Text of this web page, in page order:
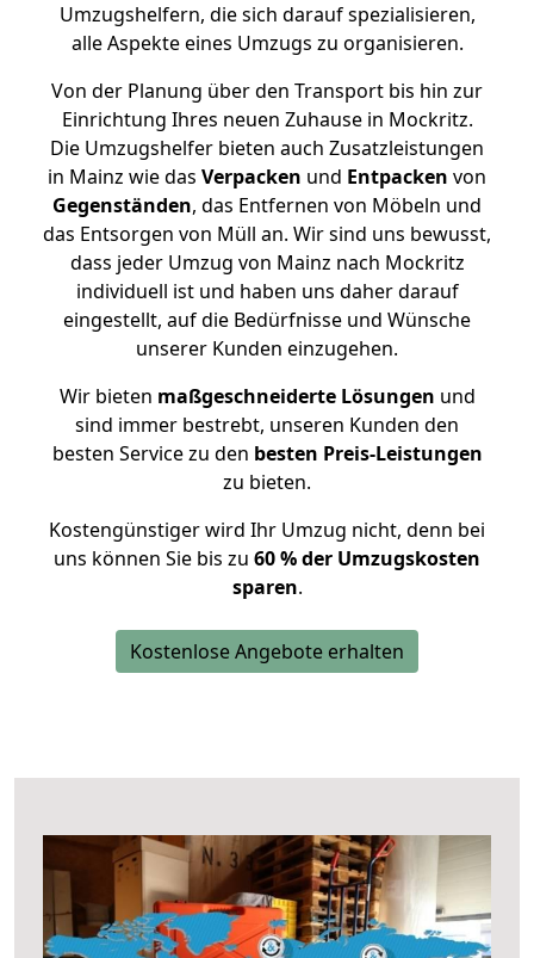
Umzugshelfern, die sich darauf spezialisieren,
alle Aspekte eines Umzugs zu organisieren.
Von der Planung über den Transport bis hin zur
Einrichtung Ihres neuen Zuhause in Mockritz.
Die Umzugshelfer bieten auch Zusatzleistungen
in Mainz wie das Verpacken und Entpacken von
Gegenständen, das Entfernen von Möbeln und
das Entsorgen von Müll an. Wir sind uns bewusst,
dass jeder Umzug von Mainz nach Mockritz
individuell ist und haben uns daher darauf
eingestellt, auf die Bedürfnisse und Wünsche
unserer Kunden einzugehen.
Wir bieten maßgeschneiderte Lösungen und
sind immer bestrebt, unseren Kunden den
besten Service zu den besten Preis-Leistungen
zu bieten.
Kostengünstiger wird Ihr Umzug nicht, denn bei
uns können Sie bis zu 60 % der Umzugskosten
sparen.
Kostenlose Angebote erhalten